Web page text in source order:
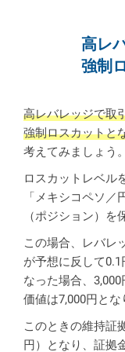
高レ
強制
高レバレッジで取
強制ロスカットと
考えてみましょう。
ロスカットレベル
「メキシコペソ／
（ポジション）を
この場合、レバレ
が予想に反して
なった場合、
価値は7,000円とな
このときの維持証
円）となり、証拠